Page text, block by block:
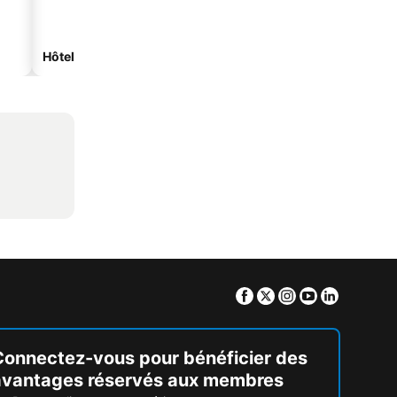
Hôtels spa
Facebook
TwitterInstagram
Youtube
vous pour bénéficier des
réservés aux membres